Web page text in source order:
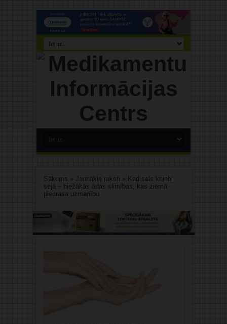
Sākums » Jaunākie raksti » Kad sals kniebj
sejā – biežākās ādas slimības, kas ziemā
pieprasa uzmanību